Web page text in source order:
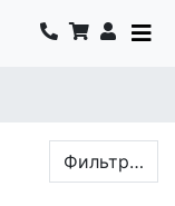
Фильтр…